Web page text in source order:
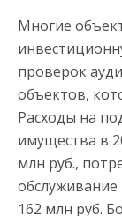
Многие
проверок
объектов,
Расходы на
имущества в
млн руб.,
162 млн руб.